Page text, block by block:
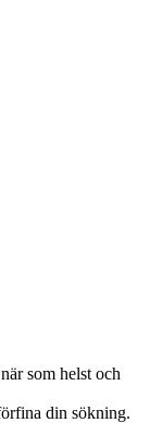
som helst och
din sökning.